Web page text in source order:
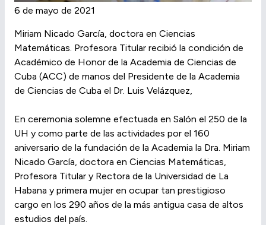
6 de mayo de 2021
Miriam Nicado García, doctora en Ciencias
Matemáticas. Profesora Titular recibió la condición de
Académico de Honor de la Academia de Ciencias de
Cuba (ACC) de manos del Presidente de la Academia
de Ciencias de Cuba el Dr. Luis Velázquez,
En ceremonia solemne efectuada en Salón el 250 de la
UH y como parte de las actividades por el 160
aniversario de la fundación de la Academia la Dra. Miriam
Nicado García, doctora en Ciencias Matemáticas,
Profesora Titular y Rectora de la Universidad de La
Habana y primera mujer en ocupar tan prestigioso
cargo en los 290 años de la más antigua casa de altos
estudios del país.